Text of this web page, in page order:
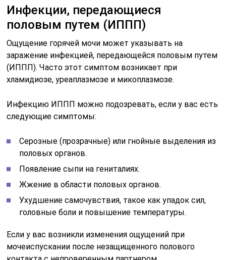
Инфекции, передающиеся
половым путем (ИППП)
Ощущение горячей мочи может указывать на
заражение инфекцией, передающейся половым путем
(ИППП). Часто этот симптом возникает при
хламидиозе, уреаплазмозе и микоплазмозе.
Инфекцию ИППП можно подозревать, если у вас есть
следующие симптомы:
Серозные (прозрачные) или гнойные выделения из
половых органов.
Появление сыпи на гениталиях.
Жжение в области половых органов.
Ухудшение самочувствия, такое как упадок сил,
головные боли и повышение температуры.
Если у вас возникли изменения ощущений при
мочеиспускании после незащищенного полового